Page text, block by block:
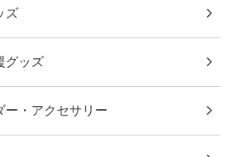
ズ
グッズ
ー・アクセサリー